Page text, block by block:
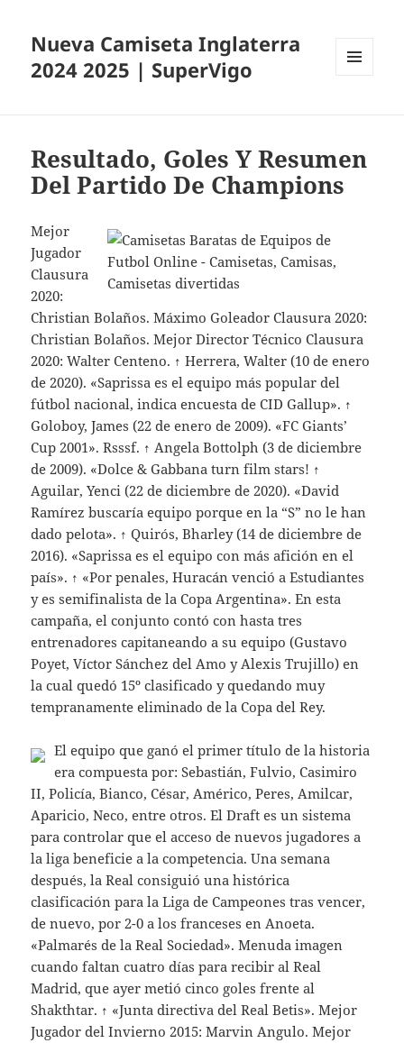
Nueva Camiseta Inglaterra
2024 2025 | SuperVigo
Resultado, Goles Y Resumen
Del Partido De Champions
Mejor
Jugador
Clausura
2020:
Christian Bolaños. Máximo Goleador Clausura 2020:
Christian Bolaños. Mejor Director Técnico Clausura
2020: Walter Centeno. ↑ Herrera, Walter (10 de enero
de 2020). «Saprissa es el equipo más popular del
fútbol nacional, indica encuesta de CID Gallup». ↑
Goloboy, James (22 de enero de 2009). «FC Giants’
Cup 2001». Rsssf. ↑ Angela Bottolph (3 de diciembre
de 2009). «Dolce & Gabbana turn film stars! ↑
Aguilar, Yenci (22 de diciembre de 2020). «David
Ramírez buscaría equipo porque en la “S” no le han
dado pelota». ↑ Quirós, Bharley (14 de diciembre de
2016). «Saprissa es el equipo con más afición en el
país». ↑ «Por penales, Huracán venció a Estudiantes
y es semifinalista de la Copa Argentina». En esta
campaña, el conjunto contó con hasta tres
entrenadores capitaneando a su equipo (Gustavo
Poyet, Víctor Sánchez del Amo y Alexis Trujillo) en
la cual quedó 15º clasificado y quedando muy
tempranamente eliminado de la Copa del Rey.
El equipo que ganó el primer título de la historia
era compuesta por: Sebastián, Fulvio, Casimiro
II, Policía, Bianco, César, Américo, Peres, Amilcar,
Aparicio, Neco, entre otros. El Draft es un sistema
para controlar que el acceso de nuevos jugadores a
la liga beneficie a la competencia. Una semana
después, la Real consiguió una histórica
clasificación para la Liga de Campeones tras vencer,
de nuevo, por 2-0 a los franceses en Anoeta.
«Palmarés de la Real Sociedad». Menuda imagen
cuando faltan cuatro días para recibir al Real
Madrid, que ayer metió cinco goles frente al
Shakthtar. ↑ «Junta directiva del Real Betis». Mejor
Jugador del Invierno 2015: Marvin Angulo. Mejor